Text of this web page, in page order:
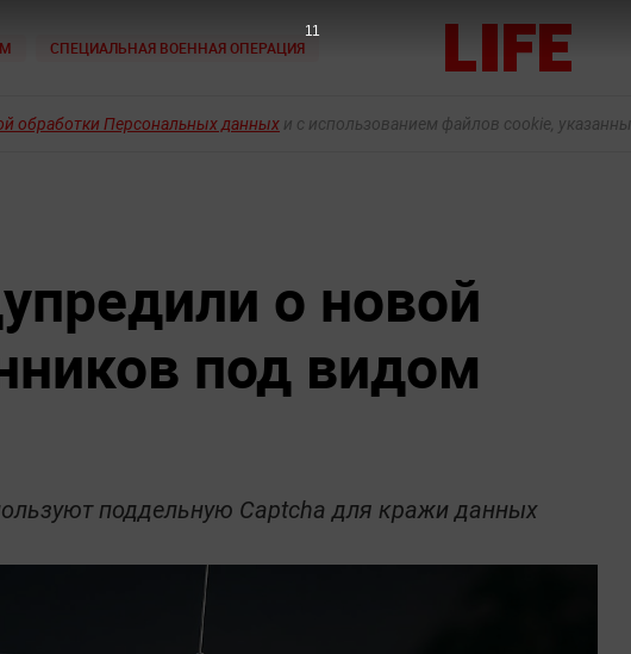
СПЕЦИАЛЬНАЯ ВОЕННАЯ ОПЕРАЦИЯ
обработки Персональных данных и с использованием файлов cookie,
о новой
под видом
поддельную Captcha для кражи данных
9